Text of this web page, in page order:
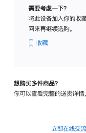
璃
转
的
需要考虑一下？
将此设备加入你的收
回来再继续选购。
收藏
想购买多件商品？
你可以查看完整的送货详情
立即在线交流